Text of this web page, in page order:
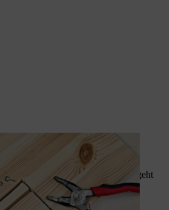
gelangen Igel später ins Igelhaus.
des Igelhauses miteinander
und einem Akkuschrauber geht